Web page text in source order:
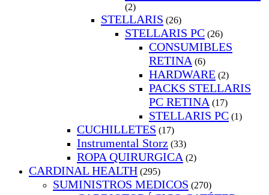
(2)
STELLARIS (26)
STELLARIS PC (26)
CONSUMIBLES
RETINA (6)
HARDWARE (2)
PACKS STELLARIS
PC RETINA (17)
STELLARIS PC (1)
CUCHILLETES (17)
Instrumental Storz (33)
ROPA QUIRURGICA (2)
CARDINAL HEALTH (295)
SUMINISTROS MEDICOS (270)